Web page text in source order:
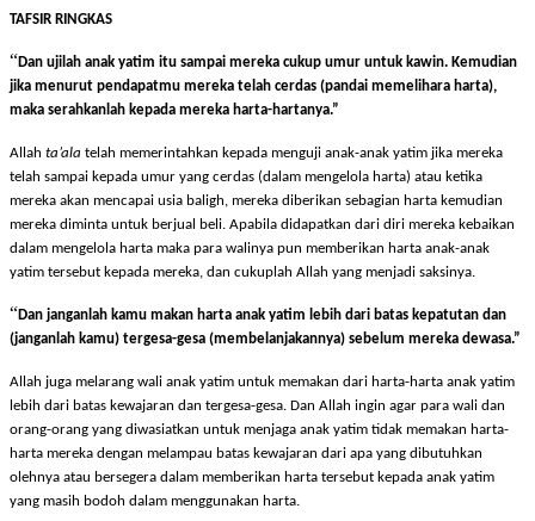
“Dan ujilah anak yatim itu sampai mereka cukup umur untuk kawin. Kemudian
jika menurut pendapatmu mereka telah cerdas (pandai memelihara harta),
Allahta’alatelah memerintahkan kepada menguji anak-anak yatim jika mereka
telah sampai kepada umur yang cerdas (dalam mengelola harta) atau ketika
mereka akan mencapai usia baligh, mereka diberikan sebagian harta kemudian
mereka diminta untuk berjual beli. Apabila didapatkan dari diri mereka kebaikan
dalam mengelola harta maka para walinya pun memberikan harta anak-anak
“Dan janganlah kamu makan harta anak yatim lebih dari batas kepatutan dan
Allah juga melarang wali anak yatim untuk memakan dari harta-harta anak yatim
lebih dari batas kewajaran dan tergesa-gesa. Dan Allah ingin agar para wali dan
orang-orang yang diwasiatkan untuk menjaga anak yatim tidak memakan harta-
harta mereka dengan melampau batas kewajaran dari apa yang dibutuhkan
olehnya atau bersegera dalam memberikan harta tersebut kepada anak yatim